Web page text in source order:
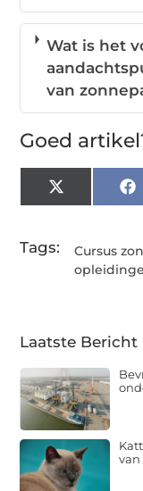
Wat is het
van
Goed
X
(Twitter)
Tags: Cursus
Laatste Bericht
van